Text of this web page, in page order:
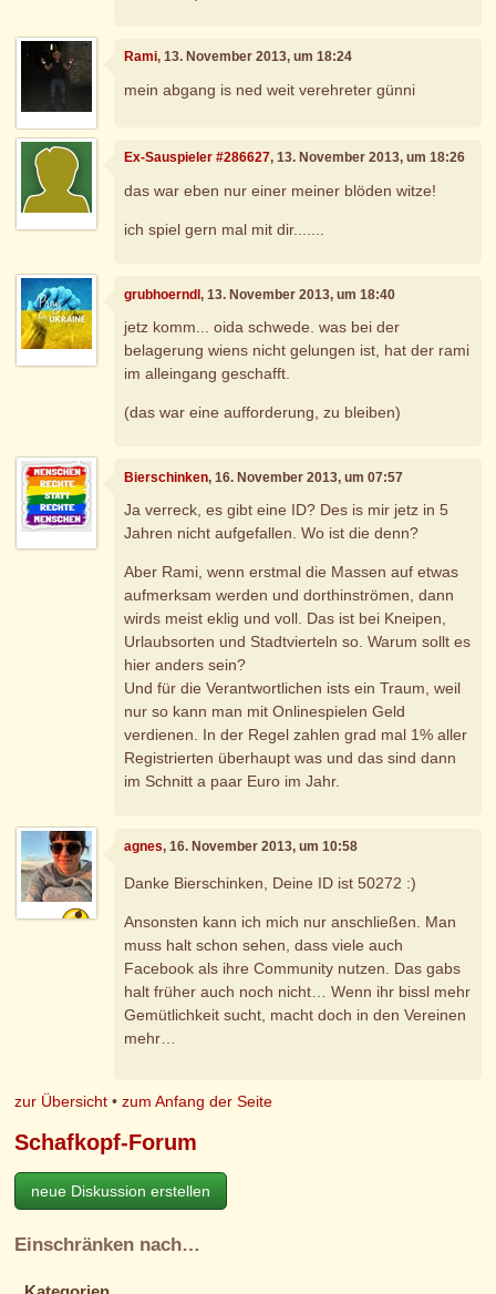
Rami, 13. November 2013, um 18:24
mein abgang is ned weit verehreter günni
Ex-Sauspieler #286627, 13. November 2013, um 18:26
das war eben nur einer meiner blöden witze!
ich spiel gern mal mit dir.......
grubhoerndl, 13. November 2013, um 18:40
jetz komm... oida schwede. was bei der
belagerung wiens nicht gelungen ist, hat der rami
im alleingang geschafft.
(das war eine aufforderung, zu bleiben)
Bierschinken, 16. November 2013, um 07:57
Ja verreck, es gibt eine ID? Des is mir jetz in 5
Jahren nicht aufgefallen. Wo ist die denn?
Aber Rami, wenn erstmal die Massen auf etwas
aufmerksam werden und dorthinströmen, dann
wirds meist eklig und voll. Das ist bei Kneipen,
Urlaubsorten und Stadtvierteln so. Warum sollt es
hier anders sein?
Und für die Verantwortlichen ists ein Traum, weil
nur so kann man mit Onlinespielen Geld
verdienen. In der Regel zahlen grad mal 1% aller
Registrierten überhaupt was und das sind dann
im Schnitt a paar Euro im Jahr.
agnes, 16. November 2013, um 10:58
Danke Bierschinken, Deine ID ist 50272 :)
Ansonsten kann ich mich nur anschließen. Man
muss halt schon sehen, dass viele auch
Facebook als ihre Community nutzen. Das gabs
halt früher auch noch nicht… Wenn ihr bissl mehr
Gemütlichkeit sucht, macht doch in den Vereinen
mehr…
zur Übersicht •zum Anfang der Seite
Schafkopf-Forum
neue Diskussion erstellen
Einschränken nach…